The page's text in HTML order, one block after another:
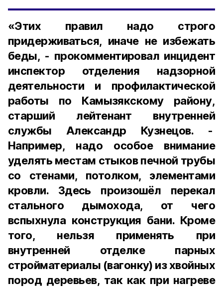
«Этих правил надо строго
придерживаться, иначе не избежать
беды, - прокомментировал инцидент
инспектор отделения надзорной
деятельности и профилактической
работы по Камызякскому району,
старший лейтенант внутренней
службы Александр Кузнецов. -
Например, надо особое внимание
уделять местам стыков печной трубы
со стенами, потолком, элементами
кровли. Здесь произошёл перекал
стального дымохода, от чего
вспыхнула конструкция бани. Кроме
того, нельзя применять при
внутренней отделке парных
стройматериалы (вагонку) из хвойных
пород деревьев, так как при нагреве